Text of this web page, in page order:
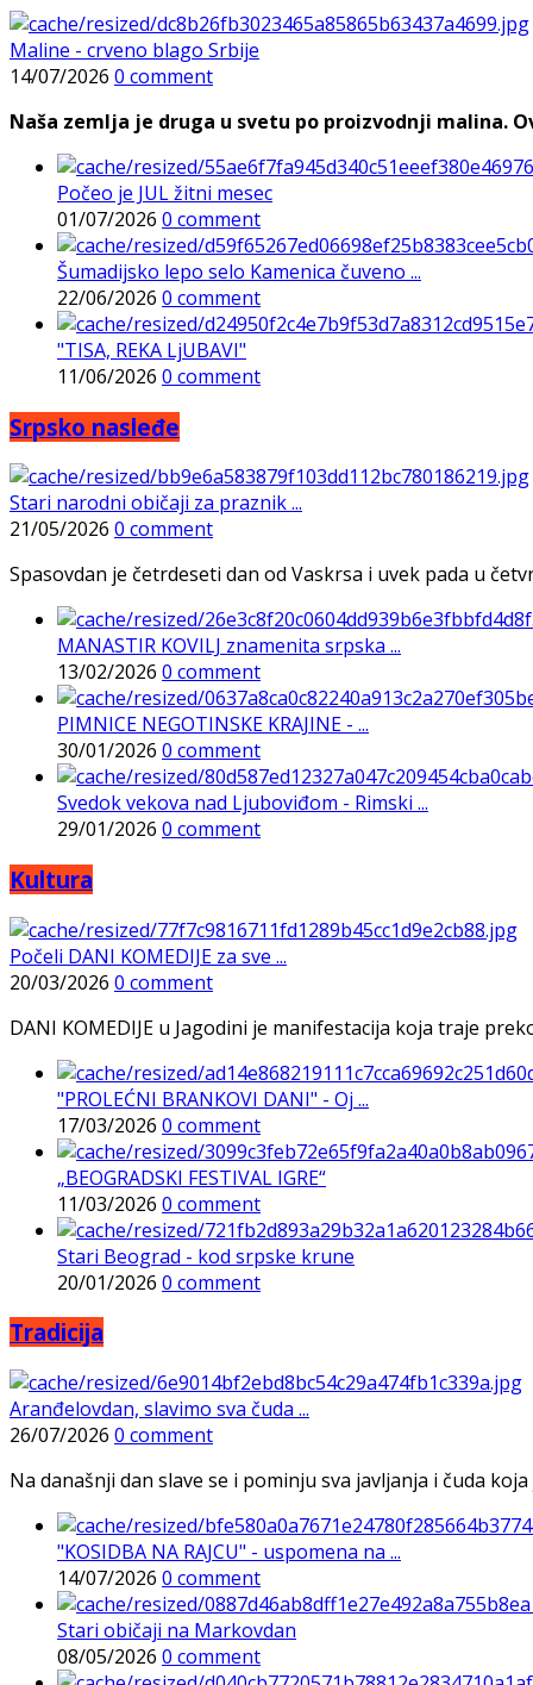
Maline - crveno blago Srbije
14/07/2026 0 comment
Naša zemlja je druga u svetu po proizvodnji malina.
Počeo je JUL žitni mesec
01/07/2026 0 comment
Šumadijsko lepo selo Kamenica čuveno ...
22/06/2026 0 comment
"TISA, REKA LjUBAVI"
11/06/2026 0 comment
Srpsko nasleđe
Stari narodni običaji za praznik ...
21/05/2026 0 comment
Spasovdan je četrdeseti dan od Vaskrsa i uvek pada u
MANASTIR KOVILJ znamenita srpska ...
13/02/2026 0 comment
PIMNICE NEGOTINSKE KRAJINE - ...
30/01/2026 0 comment
Svedok vekova nad Ljuboviđom - Rimski ...
29/01/2026 0 comment
Kultura
Počeli DANI KOMEDIJE za sve ...
20/03/2026 0 comment
DANI KOMEDIJE u Jagodini je manifestacija koja traje
"PROLEĆNI BRANKOVI DANI" - Oj ...
17/03/2026 0 comment
„BEOGRADSKI FESTIVAL IGRE“
11/03/2026 0 comment
Stari Beograd - kod srpske krune
20/01/2026 0 comment
Tradicija
Aranđelovdan, slavimo sva čuda ...
26/07/2026 0 comment
Na današnji dan slave se i pominju sva javljanja i čuda
"KOSIDBA NA RAJCU" - uspomena na ...
14/07/2026 0 comment
Stari običaji na Markovdan
08/05/2026 0 comment